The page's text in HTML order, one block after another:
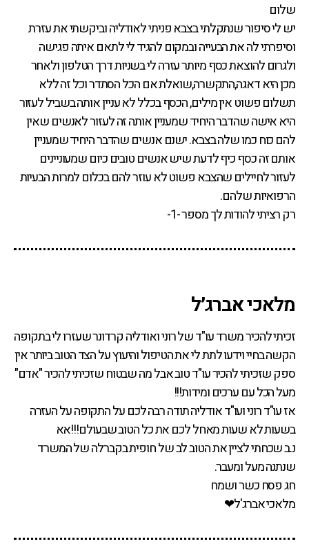
שלום
יש לי סיפור שנתקלתי בצבא פניתי לאודליה וביקשתי את עזרת
וסיפרתי לה את הבעייה ובמקום להגיד לי לתאם איתה פגישה
ולגרום להוצאת כסף מיותר עזרה לי בשניות דרך הטלפון ולאחר
מכן היא דאגה,התקשרה,שואלת אם הכל הסתדר וכל זה ללא
תשלום פשוט אין מילים, הכסף בכלל לא עניין אותה בשביל לעזור
היא אישה שהדבר היחיד שמעניין אותה זה לעזור לאנשים שאין
להם כוח כמו שלה בצבא. ישנם אנשים שהדבר היחיד שמעניין
אותם זה כסף כיף לדעת שיש אנשים טובים כיום שמעוניינים
לעזור לחיילים שהצבא פשוט לא עוזר להם בכלום למרות הבעיות
הרפואיות שלהם.
רק רציתי להודות לך מספר -1-
‏מלאכי אברג׳ל
זכיתי להכיר משרד עו"ד של רוני ואודליה קרדונר שעזרו לי בתקופה
הקשה בחיי וידעו לתת לי את הטיפול והיעוץ על הצד הטוב ביותר אין
ספק שזכיתי להכיר עו"ד טוב אבל מה שבטוח שזכיתי להכיר "אדם"
מעל הכל עם ערכים ומידות!!!
אז עו"ד רוני ועו"ד אודליה תודה רבה לכם על התקופה על העזרה
בשעות לא שעות מאחל לכם את כל הטוב שבעולם!!!אא
נ.ב שכחתי לציין את הטוב לב של חופית בקברלה של המשרד
שנתנה מעל ומעבר.
חג פסח כשר ושמח
מלאכי אברג'ל❤